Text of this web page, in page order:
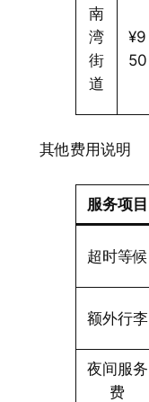
南
湾
街
道
¥9
50
其他费用说明
服务项目
超时等候
额外行李
夜间服务
费